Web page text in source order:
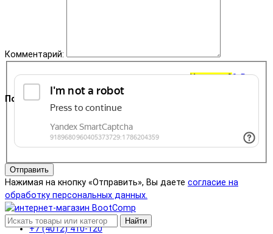
Корзина 00 ₽
Поддержка
+7 (4012) 410-120
Комментарий:
Отправить
Нажимая на кнопку «Отправить», Вы даете согласие на
обработку персональных данных.
Найти